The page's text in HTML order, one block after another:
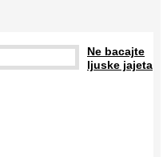
Ne bacajte
ljuske jajeta